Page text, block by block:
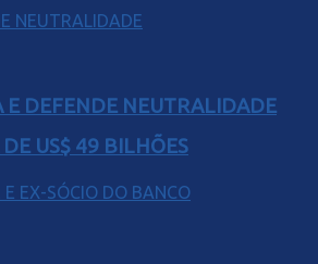
E DEFENDE NEUTRALIDADE
US$ 49 BILHÕES